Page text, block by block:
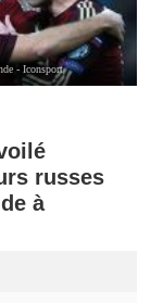
- Iconsport
russes
à